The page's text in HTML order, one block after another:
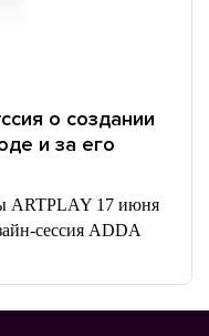
о создании
и за его
ARTPLAY 17 июня
сессия ADDA